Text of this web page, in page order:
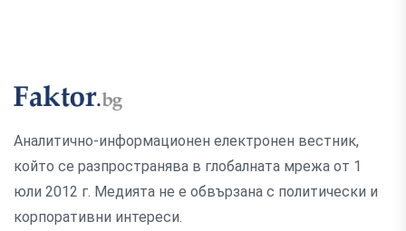
Аналитично-информационен електронен вестник,
който се разпространява в глобалната мрежа от 1
юли 2012 г. Медията не е обвързана с политически и
корпоративни интереси.